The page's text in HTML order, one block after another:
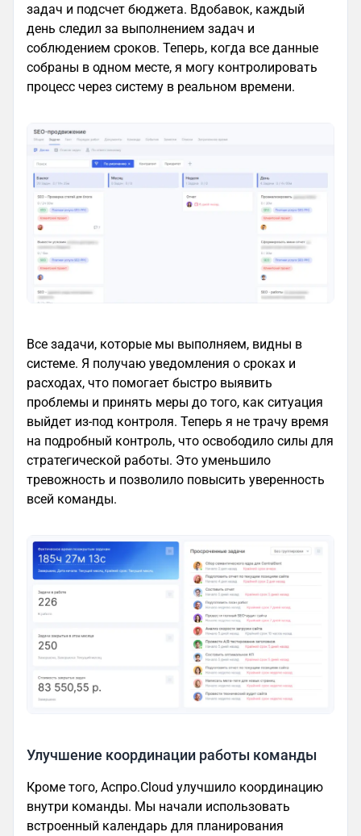
задач и подсчет бюджета. Вдобавок, каждый
день следил за выполнением задач и
соблюдением сроков. Теперь, когда все данные
собраны в одном месте, я могу контролировать
процесс через систему в реальном времени.
Все задачи, которые мы выполняем, видны в
системе. Я получаю уведомления о сроках и
расходах, что помогает быстро выявить
проблемы и принять меры до того, как ситуация
выйдет из-под контроля. Теперь я не трачу время
на подробный контроль, что освободило силы для
стратегической работы. Это уменьшило
тревожность и позволило повысить уверенность
всей команды.
Улучшение координации работы команды
Кроме того, Аспро.Cloud улучшило координацию
внутри команды. Мы начали использовать
встроенный календарь для планирования